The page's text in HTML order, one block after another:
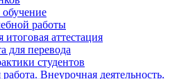
работы
итоговая аттестация
для перевода
студентов
Внеурочная деятельность.